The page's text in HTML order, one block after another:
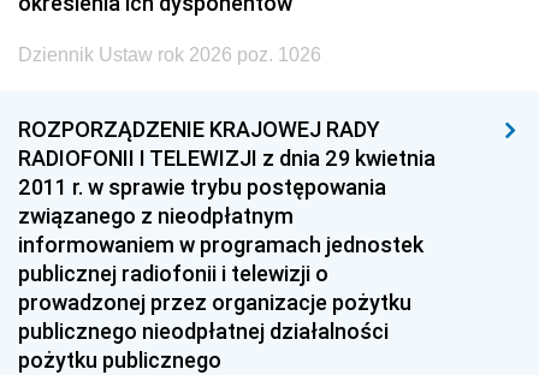
Dziennik Ustaw rok 2026 poz. 1026
ROZPORZĄDZENIE KRAJOWEJ RADY
RADIOFONII I TELEWIZJI z dnia 29 kwietnia
2011 r. w sprawie trybu postępowania
związanego z nieodpłatnym
informowaniem w programach jednostek
publicznej radiofonii i telewizji o
prowadzonej przez organizacje pożytku
publicznego nieodpłatnej działalności
pożytku publicznego